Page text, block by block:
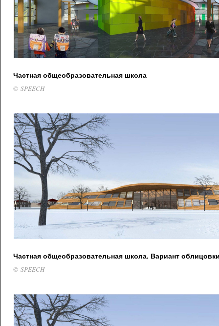
Частная общеобразовательная школа
© SPEECH
Частная общеобразовательная школа. Вариант
© SPEECH